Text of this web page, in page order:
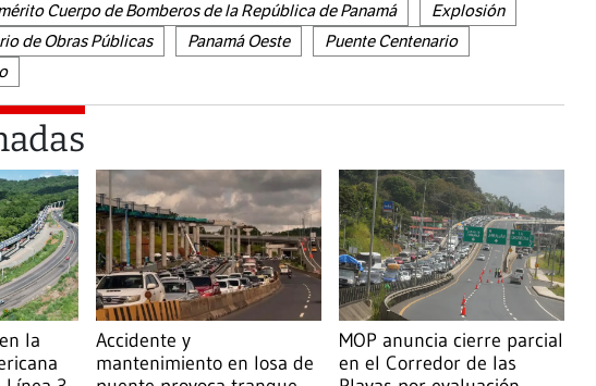
Cuerpo de Bomberos de la República de Panamá
Explosión
de Obras Públicas
Panamá Oeste
Puente Centenario
la
Accidente y
mantenimiento en losa de
MOP anuncia cierre parcial
en el Corredor de las